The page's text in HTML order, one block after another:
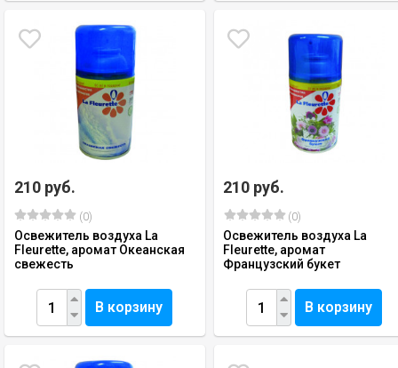
210 руб.
(0)
Освежитель воздуха La
Fleurette, аромат Океанская
свежесть
В корзину
210 руб.
(0)
Освежитель воздуха La
Fleurette, аромат
Французский букет
В корзину